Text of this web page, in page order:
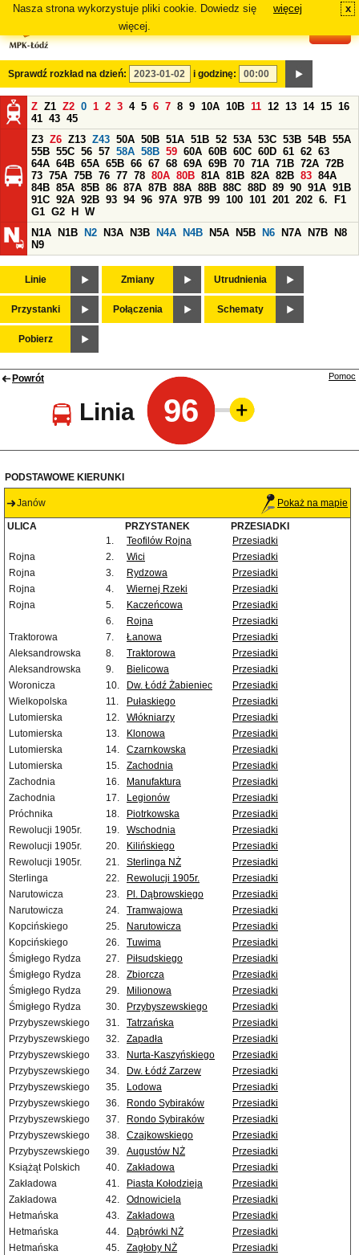
Nasza strona wykorzystuje pliki cookie. Dowiedz się
więcej.
więcej x
Sprawdź rozkład na dzień: i godzinę:
Z Z1 Z2 0 1 2 3 4 5 6 7 8 9 10A 10B 11 12 13 14 15 16
41 43 45
Z3 Z6 Z13 Z43 50A 50B 51A 51B 52 53A 53C 53B 54B 55A
55B 55C 56 57 58A 58B 59 60A 60B 60C 60D 61 62 63
64A 64B 65A 65B 66 67 68 69A 69B 70 71A 71B 72A 72B
73 75A 75B 76 77 78 80A 80B 81A 81B 82A 82B 83 84A
84B 85A 85B 86 87A 87B 88A 88B 88C 88D 89 90 91A 91B
91C 92A 92B 93 94 96 97A 97B 99 100 101 201 202 6.
F1
G1 G2 H
W
N1A
N1B N2 N3A N3B N4A N4B N5A N5B N6 N7A N7B
N8
N9
Linie Zmiany Utrudnienia
Przystanki Połączenia Schematy
Pobierz
Powrót
Linia 96
Pomoc
PODSTAWOWE KIERUNKI
Janów Pokaż na mapie
ULICA PRZYSTANEK
PRZESIADKI
1.
Teofilów Rojna
Przesiadki
Rojna
2. Wici
Przesiadki
Rojna
3. Rydzowa
Przesiadki
Rojna
4. Wiernej Rzeki
Przesiadki
Rojna
5. Kaczeńcowa
Przesiadki
6.
Rojna
Przesiadki
Traktorowa
7. Łanowa
Przesiadki
Aleksandrowska
8. Traktorowa
Przesiadki
Aleksandrowska
9. Bielicowa
Przesiadki
Woronicza
10. Dw. Łódź Żabieniec
Przesiadki
Wielkopolska
11. Pułaskiego
Przesiadki
Lutomierska
12. Włókniarzy
Przesiadki
Lutomierska
13. Klonowa
Przesiadki
Lutomierska
14. Czarnkowska
Przesiadki
Lutomierska
15. Zachodnia
Przesiadki
Zachodnia
16. Manufaktura
Przesiadki
Zachodnia
17. Legionów
Przesiadki
Próchnika
18. Piotrkowska
Przesiadki
Rewolucji 1905r.
19. Wschodnia
Przesiadki
Rewolucji 1905r.
20. Kilińskiego
Przesiadki
Rewolucji 1905r.
21. Sterlinga NŻ
Przesiadki
Sterlinga
22. Rewolucji 1905r.
Przesiadki
Narutowicza
23. Pl. Dąbrowskiego
Przesiadki
Narutowicza
24. Tramwajowa
Przesiadki
Kopcińskiego
25. Narutowicza
Przesiadki
Kopcińskiego
26. Tuwima
Przesiadki
Śmigłego Rydza
27. Piłsudskiego
Przesiadki
Śmigłego Rydza
28. Zbiorcza
Przesiadki
Śmigłego Rydza
29. Milionowa
Przesiadki
Śmigłego Rydza
30. Przybyszewskiego
Przesiadki
Przybyszewskiego
31. Tatrzańska
Przesiadki
Przybyszewskiego
32. Zapadła
Przesiadki
Przybyszewskiego
33. Nurta-Kaszyńskiego
Przesiadki
Przybyszewskiego
34. Dw. Łódź Zarzew
Przesiadki
Przybyszewskiego
35. Lodowa
Przesiadki
Przybyszewskiego
36. Rondo Sybiraków
Przesiadki
Przybyszewskiego
37. Rondo Sybiraków
Przesiadki
Przybyszewskiego
38. Czajkowskiego
Przesiadki
Przybyszewskiego
39. Augustów NŻ
Przesiadki
Książąt Polskich
40. Zakładowa
Przesiadki
Zakładowa
41. Piasta Kołodzieja
Przesiadki
Zakładowa
42. Odnowiciela
Przesiadki
Hetmańska
43. Zakładowa
Przesiadki
Hetmańska
44. Dąbrówki NŻ
Przesiadki
Hetmańska
45. Zagłoby NŻ
Przesiadki